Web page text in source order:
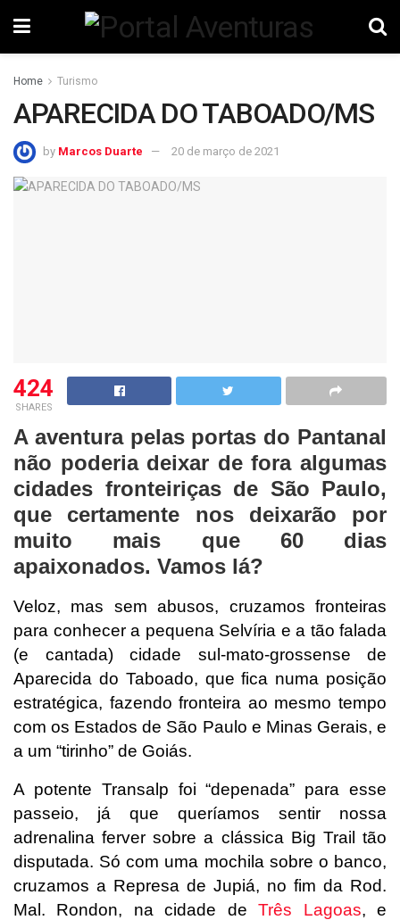
Home Turismo
APARECIDA DO TABOADO/MS
by Marcos Duarte 20 de março de 2021
424
SHARES
A aventura pelas portas do Pantanal
não poderia deixar de fora algumas
cidades fronteiriças de São Paulo,
que certamente nos deixarão por
muito mais que 60 dias
apaixonados. Vamos lá?
Veloz, mas sem abusos, cruzamos fronteiras
para conhecer a pequena Selvíria e a tão falada
(e cantada) cidade sul-mato-grossense de
Aparecida do Taboado, que fica numa posição
estratégica, fazendo fronteira ao mesmo tempo
com os Estados de São Paulo e Minas Gerais, e
a um “tirinho” de Goiás.
A potente Transalp foi “depenada” para esse
passeio, já que queríamos sentir nossa
adrenalina ferver sobre a clássica Big Trail tão
disputada. Só com uma mochila sobre o banco,
cruzamos a Represa de Jupiá, no fim da Rod.
Mal. Rondon, na cidade deTrês Lagoas, e